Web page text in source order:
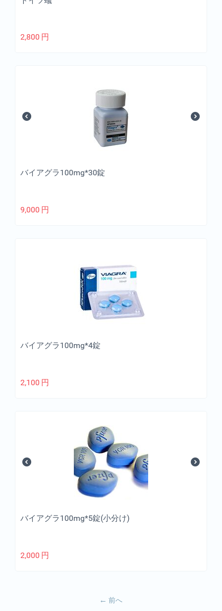
2,800 円
バイアグラ100mg*30錠
9,000 円
バイアグラ100mg*4錠
2,100 円
バイアグラ100mg*5錠(小分け)
2,000 円
前へ